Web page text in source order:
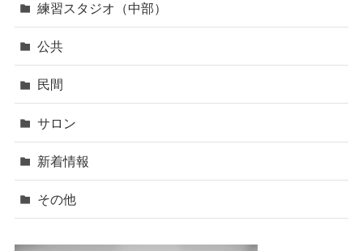
練習スタジオ（中部）
公共
民間
サロン
新着情報
その他